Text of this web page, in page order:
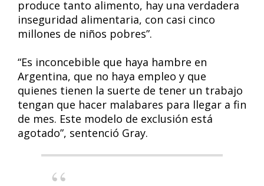
produce tanto alimento, hay una verdadera
inseguridad alimentaria, con casi cinco
millones de niños pobres”.
“Es inconcebible que haya hambre en
Argentina, que no haya empleo y que
quienes tienen la suerte de tener un trabajo
tengan que hacer malabares para llegar a fin
de mes. Este modelo de exclusión está
agotado”, sentenció Gray.